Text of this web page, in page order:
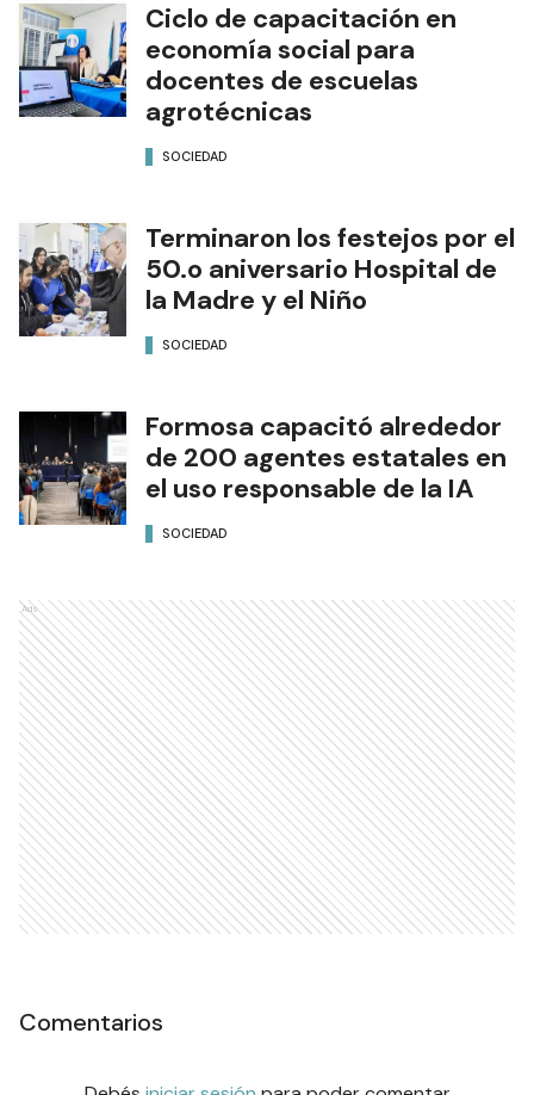
Ciclo de capacitación en
economía social para
docentes de escuelas
agrotécnicas
SOCIEDAD
Terminaron los festejos por el
50.o aniversario Hospital de
la Madre y el Niño
SOCIEDAD
Formosa capacitó alrededor
de 200 agentes estatales en
el uso responsable de la IA
SOCIEDAD
Ads
Comentarios